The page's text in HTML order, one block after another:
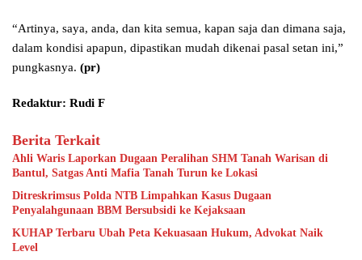
“Artinya, saya, anda, dan kita semua, kapan saja dan dimana saja,
dalam kondisi apapun, dipastikan mudah dikenai pasal setan ini,”
pungkasnya. (pr)
Redaktur: Rudi F
Berita Terkait
Ahli Waris Laporkan Dugaan Peralihan SHM Tanah Warisan di
Bantul, Satgas Anti Mafia Tanah Turun ke Lokasi
Ditreskrimsus Polda NTB Limpahkan Kasus Dugaan
Penyalahgunaan BBM Bersubsidi ke Kejaksaan
KUHAP Terbaru Ubah Peta Kekuasaan Hukum, Advokat Naik
Level